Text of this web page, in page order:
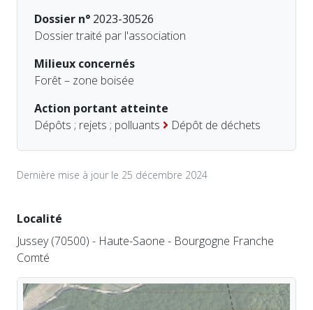
Dossier n° 2023-30526
Dossier traité par l'association
Milieux concernés
Forêt – zone boisée
Action portant atteinte
Dépôts ; rejets ; polluants
Dépôt de déchets
Dernière mise à jour le 25 décembre 2024
Localité
Jussey (70500) - Haute-Saone - Bourgogne Franche
Comté